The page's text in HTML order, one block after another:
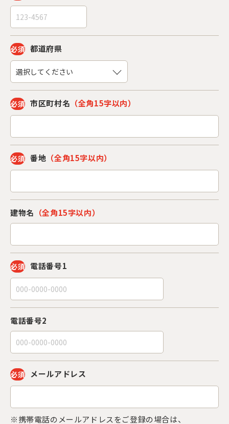
必須 都道府県
必須 市区町村名 （全角15字以内）
必須 番地 （全角15字以内）
建物名 （全角15字以内）
必須 電話番号1
電話番号2
必須 メールアドレス
※携帯電話のメールアドレスをご登録の場合は、